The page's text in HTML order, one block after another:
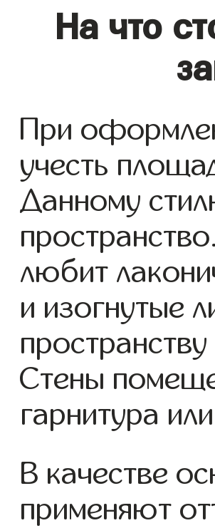
На что
При
учесть
Данному
любит
и изогнутые
Стены
гарнитура
В качестве
применяют